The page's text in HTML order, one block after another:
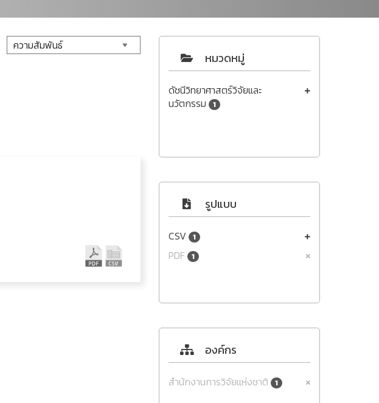
หมวดหมู่
ดัชนีวิทยาศาสตร์วิจัยและ
นวัตกรรม
1
รูปแบบ
CSV 1
PDF 1
องค์กร
สำนักงานการวิจัยแห่งชาติ 1